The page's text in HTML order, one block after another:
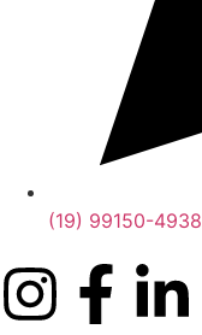
(19) 99150-4938